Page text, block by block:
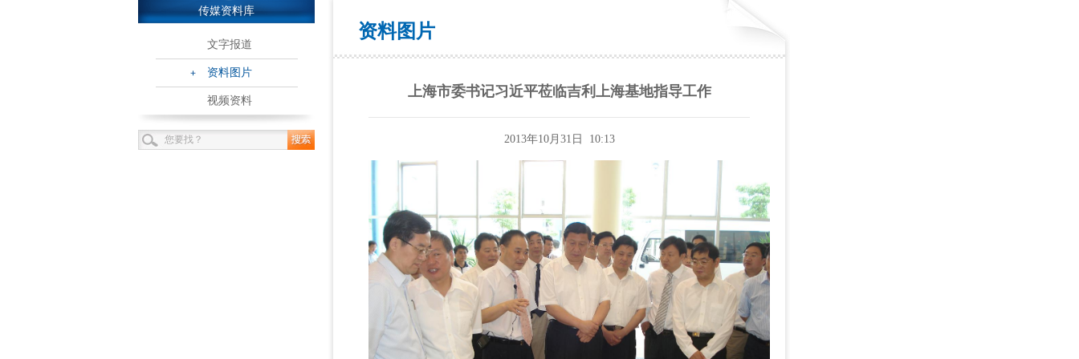
传媒资料库
文字报道
资料图片
视频资料
资料图片
上海市委书记习近平莅临吉利上海基地指导工作
2013年10月31日 10:13